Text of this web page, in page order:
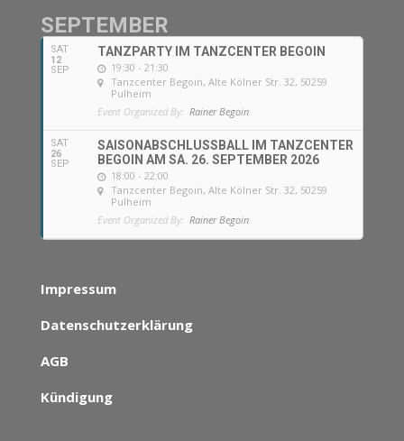
SEPTEMBER
SAT
12
SEP
TANZPARTY IM TANZCENTER BEGOIN
19:30 - 21:30
Tanzcenter Begoin, Alte Kölner Str. 32, 50259
Pulheim
Event Organized By: Rainer Begoin
SAT
26
SEP
SAISONABSCHLUSSBALL IM TANZCENTER
BEGOIN AM SA. 26. SEPTEMBER 2026
18:00 - 22:00
Tanzcenter Begoin, Alte Kölner Str. 32, 50259
Pulheim
Event Organized By: Rainer Begoin
Impressum
Datenschutzerklärung
AGB
Kündigung